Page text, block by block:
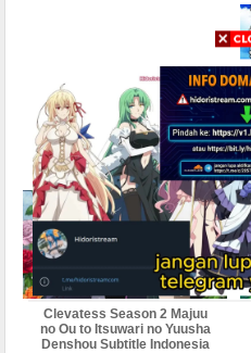
Clevatess Season 2 Majuu
no Ou to Itsuwari no Yuusha
Denshou Subtitle Indonesia